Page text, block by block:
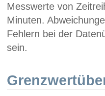
Messwerte von
Minuten.
Fehlern bei der
sein.